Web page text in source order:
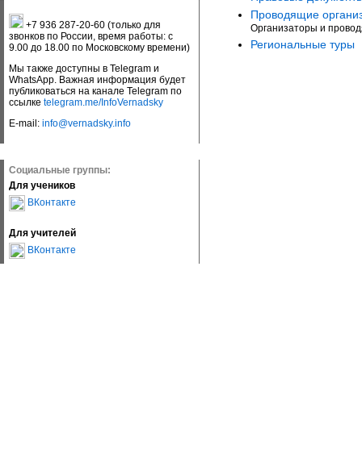
+7 936 287-20-60 (только для
звонков по России, время работы: с
9.00 до 18.00 по Московскому времени)
Мы также доступны в Telegram и
WhatsApp. Важная информация будет
публиковаться на канале Telegram по
ссылке telegram.me/InfoVernadsky
E-mail: info@vernadsky.info
Социальные группы:
Для учеников
ВКонтакте
Для учителей
ВКонтакте
Проводящие
Организаторы и
Региональные туры